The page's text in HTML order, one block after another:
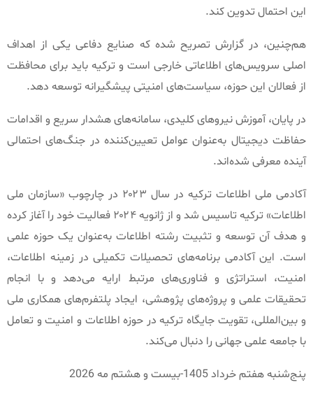
این احتمال تدوین کند.
هم‌چنین، در گزارش تصریح شده که صنایع دفاعی یکی از اهداف
اصلی سرویس‌های اطلاعاتی خارجی است و ترکیه باید برای محافظت
از فعالان این حوزه، سیاست‌های امنیتی پیشگیرانه توسعه دهد.
در پایان، آموزش نیروهای کلیدی، سامانه‌های هشدار سریع و اقدامات
حفاظت دیجیتال به‌عنوان عوامل تعیین‌کننده در جنگ‌های احتمالی
آینده معرفی شده‌اند.
آکادمی ملی اطلاعات ترکیه در سال ۲۰۲۳ در چارچوب «سازمان ملی
اطلاعات»
ترکیه تاسیس شد و از ژانویه ۲۰۲۴ فعالیت خود را آغاز کرده
و هدف آن توسعه و تثبیت رشته اطلاعات به‌عنوان یک حوزه علمی
است. این آکادمی برنامه‌های تحصیلات تکمیلی در زمینه اطلاعات،
امنیت، استراتژی و فناوری‌های مرتبط ارایه می‌دهد و با انجام
تحقیقات علمی و پروژه‌های پژوهشی، ایجاد پلتفرم‌های همکاری ملی
و بین‌المللی، تقویت جایگاه ترکیه در حوزه اطلاعات و امنیت و تعامل
با جامعه علمی جهانی را دنبال می‌کند.
پنج‌شنبه هفتم خرداد بیست و هشتم مه